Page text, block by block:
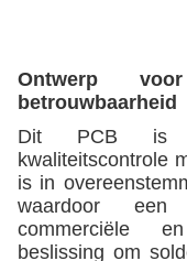
Ontwerp
betrouwbaarheid
Dit PCB is
kwaliteitscontrole
is in
waardoor een
commerciële
beslissing om